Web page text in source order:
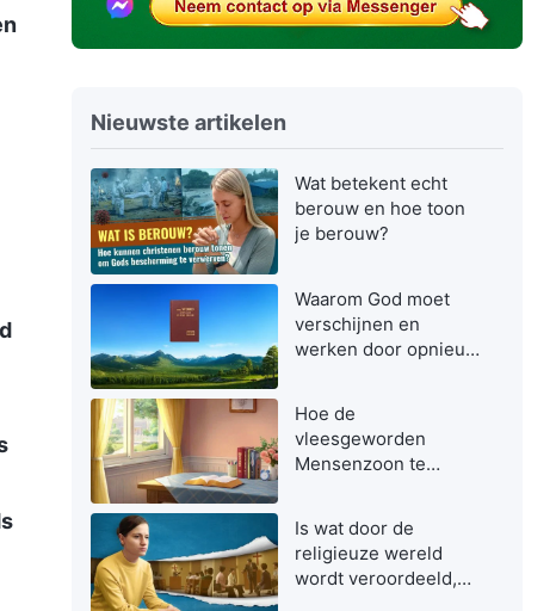
Nieuwste artikelen
Wat betekent echt
berouw en hoe toon
je berouw?
Waarom God moet
verschijnen en
werken door opnieuw
Hoe de
vleesgeworden
Mensenzoon te
Is wat door de
religieuze wereld
wordt veroordeeld,